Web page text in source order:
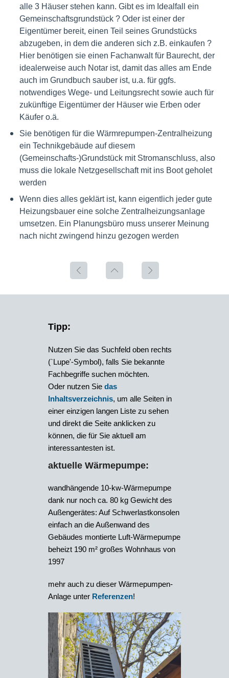
alle 3 Häuser stehen kann. Gibt es im Idealfall ein
Gemeinschaftsgrundstück ? Oder ist einer der
Eigentümer bereit, einen Teil seines Grundstücks
abzugeben, in dem die anderen sich z.B. einkaufen ?
Hier benötigen sie einen Fachanwalt für Baurecht, der
idealerweise auch Notar ist, damit das alles am Ende
auch im Grundbuch sauber ist, u.a. für ggfs.
notwendiges Wege- und Leitungsrecht sowie auch für
zukünftige Eigentümer der Häuser wie Erben oder
Käufer o.ä.
Sie benötigen für die Wärmrepumpen-Zentralheizung
ein Technikgebäude auf diesem
(Gemeinschafts-)Grundstück mit Stromanschluss, also
muss die lokale Netzgesellschaft mit ins Boot geholet
werden
Wenn dies alles geklärt ist, kann eigentlich jeder gute
Heizungsbauer eine solche Zentralheizungsanlage
umsetzen. Ein Planungsbüro muss unserer Meinung
nach nicht zwingend hinzu gezogen werden
Tipp:
Nutzen Sie das Suchfeld oben rechts
(`Lupe'-Symbol), falls Sie bekannte
Fachbegriffe suchen möchten.
Oder nutzen Sie das
Inhaltsverzeichnis, um alle Seiten in
einer einzigen langen Liste zu sehen
und direkt die Seite anklicken zu
können, die für Sie aktuell am
interessantesten ist.
aktuelle Wärmepumpe:
wandhängende 10-kw-Wärmepumpe
dank nur noch ca. 80 kg Gewicht des
Außengerätes: Auf Schwerlastkonsolen
einfach an die Außenwand des
Gebäudes montierte Luft-Wärmepumpe
beheizt 190 m² großes Wohnhaus von
1997
mehr auch zu dieser Wärmepumpen-
Anlage unter Referenzen!